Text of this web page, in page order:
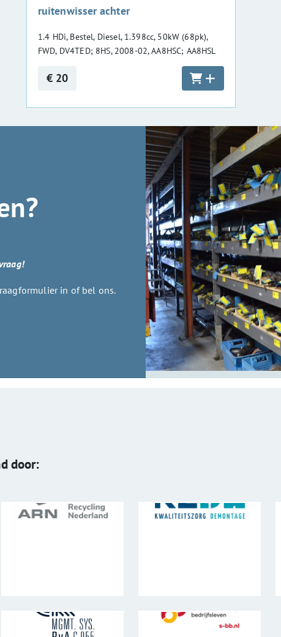
ruitenwisser achter
1.4 HDi, Bestel, Diesel, 1.398cc, 50kW (68pk),
FWD, DV4TED; 8HS, 2008-02, AA8HSC; AA8HSL
€ 20
in of bel ons.
door: